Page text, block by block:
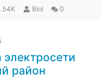
Biol 0
район